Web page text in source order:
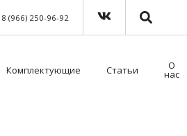
8 (966) 250-96-92
Комплектующие Статьи О
нас